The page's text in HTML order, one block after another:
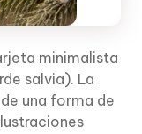
minimalista
salvia). La
una forma de